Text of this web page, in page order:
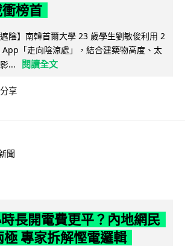
榜首
遮陰】南韓首爾大學 23 歲學生劉敏俊利用 2
「走向陰涼處」，結合建築物高度、太
...
閱讀全文
分享
聞
長開電費更平？內地網民
極 專家拆解慳電邏輯